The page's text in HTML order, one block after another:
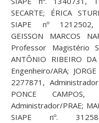
SECARTE; ÉRICA
SIAPE nº 1212502,
GEISSON MARCOS
Professor Magistério
ANTÔNIO RIBEIRO
Engenheiro/ARA;
2277871,
PONCE
Administrador/PRAE;
SIAPE nº.